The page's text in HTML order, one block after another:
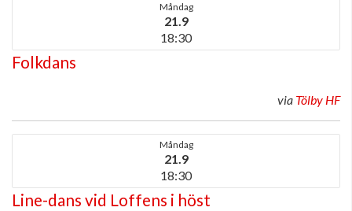
Måndag
21.9
18:30
Folkdans
via Tölby HF
Måndag
21.9
18:30
Line-dans vid Loffens i höst